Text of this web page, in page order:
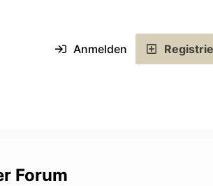
Anmelden
Forum